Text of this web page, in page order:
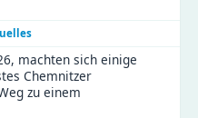
machten sich einige
Chemnitzer
zu einem